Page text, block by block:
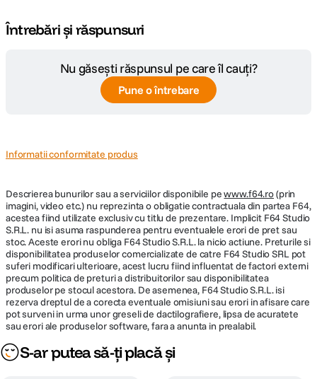
Întrebări și răspunsuri
Nu găsești răspunsul pe care îl cauți?
Pune o întrebare
Informatii conformitate produs
Descrierea bunurilor sau a serviciilor disponibile pewww.f64.ro(prin
imagini, video etc.) nu reprezinta o obligatie contractuala din partea F64,
acestea fiind utilizate exclusiv cu titlu de prezentare. Implicit F64 Studio
S.R.L. nu isi asuma raspunderea pentru eventualele erori de pret sau
stoc. Aceste erori nu obliga F64 Studio S.R.L. la nicio actiune. Preturile si
disponibilitatea produselor comercializate de catre F64 Studio SRL pot
suferi modificari ulterioare, acest lucru fiind influentat de factori externi
precum politica de preturi a distribuitorilor sau disponibilitatea
produselor pe stocul acestora. De asemenea, F64 Studio S.R.L. isi
rezerva dreptul de a corecta eventuale omisiuni sau erori in afisare care
pot surveni in urma unor greseli de dactilografiere, lipsa de acuratete
sau erori ale produselor software, fara a anunta in prealabil.
S-ar putea să-ți placă și